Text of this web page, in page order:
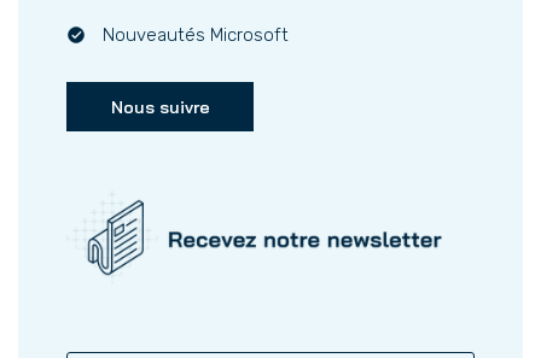
Nouveautés Microsoft
Nous suivre